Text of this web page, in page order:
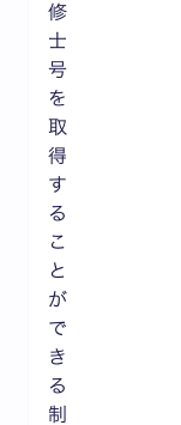
修
士
号
を
取
得
す
る
こ
と
が
で
き
る
制